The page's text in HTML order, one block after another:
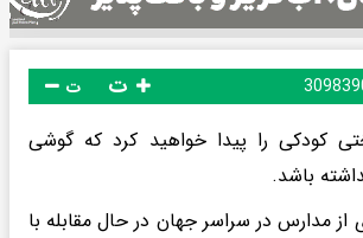
ت
کودکی را پیدا خواهید کرد که گوشی
باشد.
از مدارس در سراسر جهان در حال مقابله با